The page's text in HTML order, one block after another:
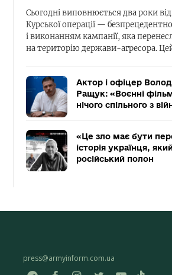
Сьогодні виповнюється два роки
Курської операції —
і виконанням кампанії, яка
на територію держави-агресора.
Актор і офіцер
Ращук: «Воєнні
нічого спільного з
«Це зло має бути
історія українця,
російський полон
press@armyinform.com.ua